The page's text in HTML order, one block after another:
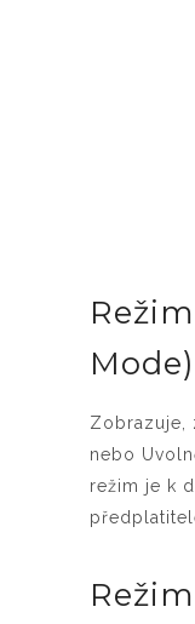
Mode)
Zobrazuje,
nebo
režim je k